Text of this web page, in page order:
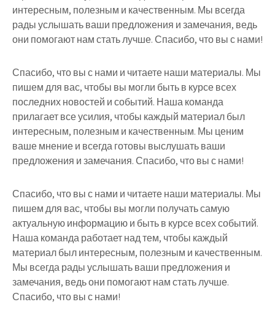
интересным, полезным и качественным. Мы всегда
рады услышать ваши предложения и замечания, ведь
они помогают нам стать лучше. Спасибо, что вы с нами!
Спасибо, что вы с нами и читаете наши материалы. Мы
пишем для вас, чтобы вы могли быть в курсе всех
последних новостей и событий. Наша команда
прилагает все усилия, чтобы каждый материал был
интересным, полезным и качественным. Мы ценим
ваше мнение и всегда готовы выслушать ваши
предложения и замечания. Спасибо, что вы с нами!
Спасибо, что вы с нами и читаете наши материалы. Мы
пишем для вас, чтобы вы могли получать самую
актуальную информацию и быть в курсе всех событий.
Наша команда работает над тем, чтобы каждый
материал был интересным, полезным и качественным.
Мы всегда рады услышать ваши предложения и
замечания, ведь они помогают нам стать лучше.
Спасибо, что вы с нами!